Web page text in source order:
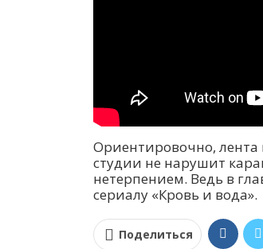
Ориентировочно, лента
студии не нарушит
нетерпением. Ведь в
сериалу «Кровь и вода».
Поделиться